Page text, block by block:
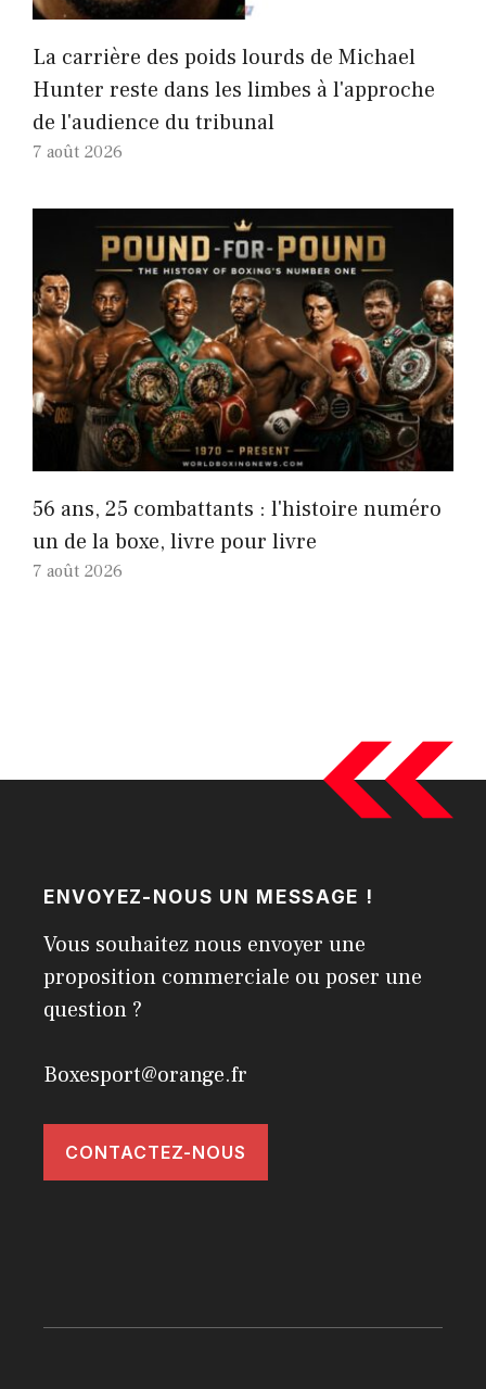
La carrière des poids lourds de Michael
Hunter reste dans les limbes à l'approche
de l'audience du tribunal
7 août 2026
56 ans, 25 combattants : l'histoire numéro
un de la boxe, livre pour livre
7 août 2026
ENVOYEZ-NOUS UN MESSAGE !
Vous souhaitez nous envoyer une
proposition commerciale ou poser une
question ?
Boxesport@orange.fr
CONTACTEZ-NOUS